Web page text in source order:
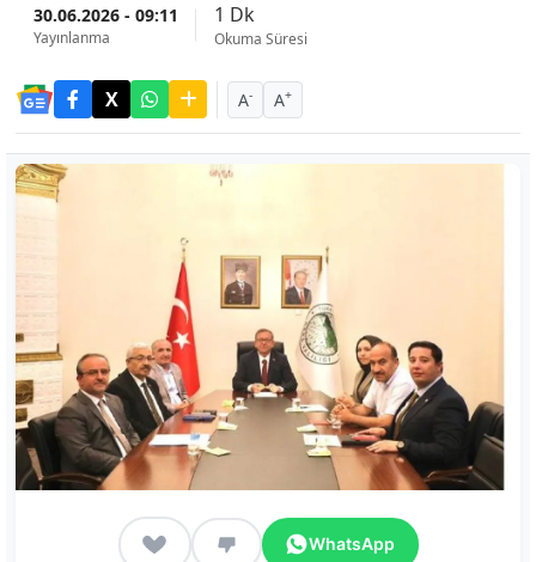
30.06.2026 - 09:11
Yayınlanma
1 Dk
Okuma Süresi
A- A+
WhatsApp